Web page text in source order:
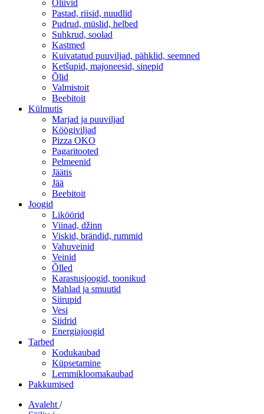
Oliivid
Pastad, riisid, nuudlid
Pudrud, müslid, helbed
Suhkrud, soolad
Kastmed
Kuivatatud puuviljad, pähklid, seemned
Ketšupid, majoneesid, sinepid
Õlid
Valmistoit
Beebitoit
Külmutis
Marjad ja puuviljad
Köögiviljad
Pizza OKO
Pagaritooted
Pelmeenid
Jäätis
Jää
Beebitoit
Joogid
Liköörid
Viinad, džinn
Viskid, brändid, rummid
Vahuveinid
Veinid
Õlled
Karastusjoogid, toonikud
Mahlad ja smuutid
Siirupid
Vesi
Siidrid
Energiajoogid
Tarbed
Kodukaubad
Küpsetamine
Lemmikloomakaubad
Pakkumised
Avaleht /